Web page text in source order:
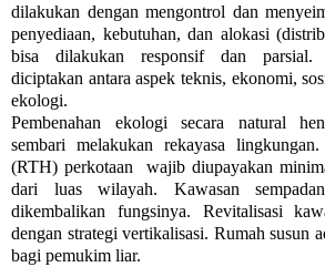
dilakukan dengan mengontrol dan
penyediaan, kebutuhan, dan alokasi
bisa dilakukan responsif dan parsial.
diciptakan antara aspek teknis, ekonomi,
ekologi.
Pembenahan ekologi secara natural
sembari melakukan rekayasa
(RTH) perkotaan wajib diupayakan
dari luas wilayah. Kawasan
dikembalikan fungsinya. Revitalisasi
dengan strategi vertikalisasi. Rumah susun
bagi pemukim liar.